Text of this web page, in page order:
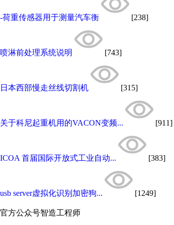
-荷重传感器用于测量汽车衡 [238]
喷淋前处理系统说明 [743]
日本西部慢走丝线切割机 [315]
关于科尼起重机用的VACON变频... [911]
ICOA 首届国际开放式工业自动... [383]
usb server虚拟化识别加密狗... [1249]
官方公众号智造工程师